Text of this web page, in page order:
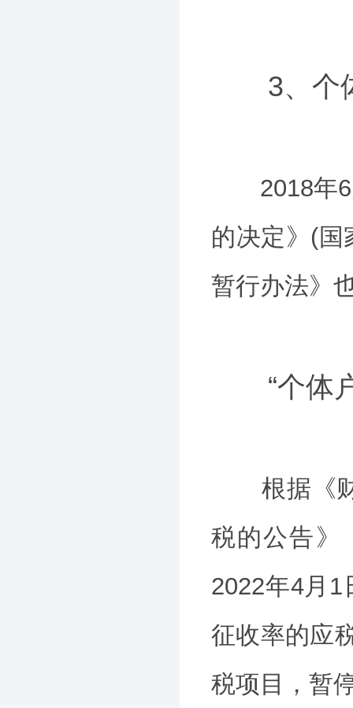
3、个体
2018年6
的决定》(国
暂行办法》
“个体户
根据《财
税的公告》
2022年4月1
征收率的应
税项目，暂